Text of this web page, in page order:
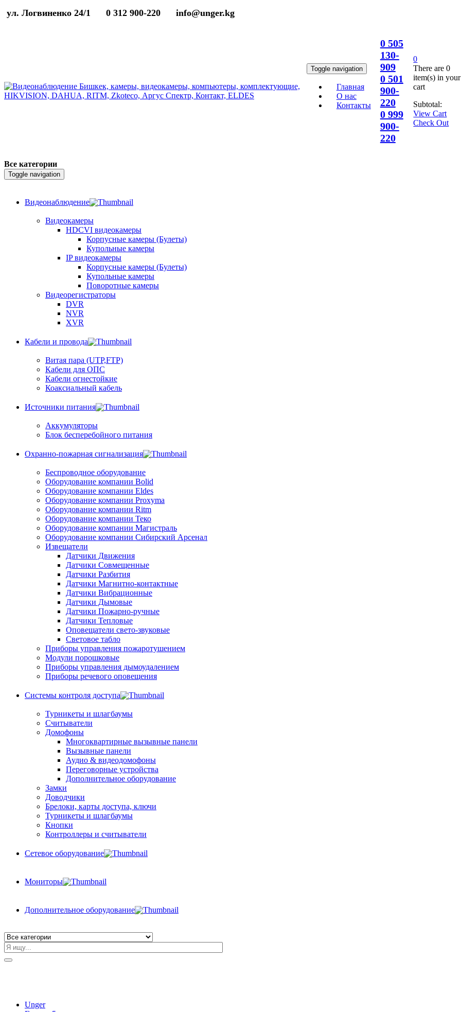
ул. Логвиненко 24/1 0 312 900-220 info@unger.kg
Toggle navigation
Главная
О нас
Контакты
0 505
130-
909
0 501
900-
220
0 999
900-
220
0
There are0
item(s) in your
cart
Subtotal:
View Cart
Check Out
Все категории
Toggle navigation
Видеонаблюдение
Видеокамеры
HDCVI видеокамеры
Корпусные камеры (Булеты)
Купольные камеры
IP видеокамеры
Корпусные камеры (Булеты)
Купольные камеры
Поворотные камеры
Видеорегистраторы
DVR
NVR
XVR
Кабели и провода
Витая пара (UTP,FTP)
Кабели для ОПС
Кабели огнестойкие
Коаксиальный кабель
Источники питания
Аккумуляторы
Блок бесперебойного питания
Охранно-пожарная сигнализация
Беспроводное оборудование
Оборудование компании Bolid
Оборудование компании Eldes
Оборудование компании Proxyma
Оборудование компании Ritm
Оборудование компании Теко
Оборудование компании Магистраль
Оборудование компании Сибирский Арсенал
Извещатели
Датчики Движения
Датчики Совмещенные
Датчики Разбития
Датчики Магнитно-контактные
Датчики Вибрационные
Датчики Дымовые
Датчики Пожарно-ручные
Датчики Тепловые
Оповещатели свето-звуковые
Световое табло
Приборы управления пожаротушением
Модули порошковые
Приборы управления дымоудалением
Приборы речевого оповещения
Системы контроля доступа
Турникеты и шлагбаумы
Cчитыватели
Домофоны
Многоквартирные вызывные панели
Вызывные панели
Аудио & видеодомофоны
Переговорные устройства
Дополнительное оборудование
Замки
Доводчики
Брелоки, карты доступа, ключи
Турникеты и шлагбаумы
Кнопки
Контроллеры и считыватели
Сетевое оборудование
Мониторы
Дополнительное оборудование
Unger